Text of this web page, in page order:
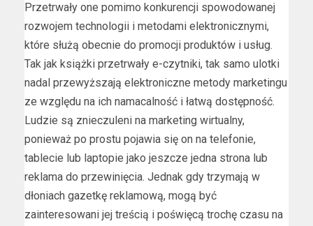
Przetrwały one pomimo konkurencji spowodowanej
rozwojem technologii i metodami elektronicznymi,
które służą obecnie do promocji produktów i usług.
Tak jak książki przetrwały e-czytniki, tak samo ulotki
nadal przewyższają elektroniczne metody marketingu
ze względu na ich namacalność i łatwą dostępność.
Ludzie są znieczuleni na marketing wirtualny,
ponieważ po prostu pojawia się on na telefonie,
tablecie lub laptopie jako jeszcze jedna strona lub
reklama do przewinięcia. Jednak gdy trzymają w
dłoniach gazetkę reklamową, mogą być
zainteresowani jej treścią i poświęcą trochę czasu na